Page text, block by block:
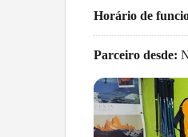
Horário de
Parceiro desde: